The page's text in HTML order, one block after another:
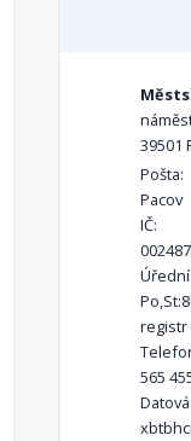
39501
Pošta:
Pacov
IČ:
registr
565